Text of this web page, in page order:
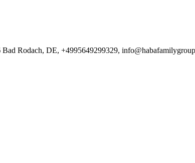
Rodach, DE, +4995649299329,